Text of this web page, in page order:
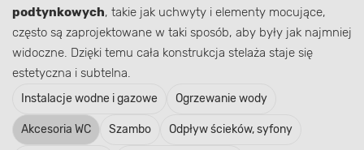
podtynkowych, takie jak uchwyty i elementy mocujące,
często są zaprojektowane w taki sposób, aby były jak najmniej
widoczne. Dzięki temu cała konstrukcja stelaża staje się
estetyczna i subtelna.
Instalacje wodne i gazowe Ogrzewanie wody
Akcesoria WC Szambo Odpływ ścieków, syfony